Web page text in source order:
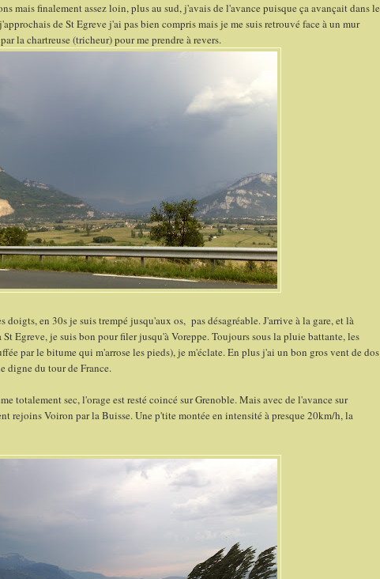
mais finalement assez loin, plus au sud, j'avais de l'avance puisque ça avançait dans le
de St Egreve j'ai pas bien compris mais je me suis retrouvé face à un mur
la chartreuse (tricheur) pour me prendre à revers.
doigts, en 30s je suis trempé jusqu'aux os, pas désagréable. J'arrive à la gare, et là
St Egreve, je suis bon pour filer jusqu'à Voreppe. Toujours sous la pluie battante, les
par le bitume qui m'arrose les pieds), je m'éclate. En plus j'ai un bon gros vent de dos
digne du tour de France.
totalement sec, l'orage est resté coincé sur Grenoble. Mais avec de l'avance sur
rejoins Voiron par la Buisse. Une p'tite montée en intensité à presque 20km/h, la